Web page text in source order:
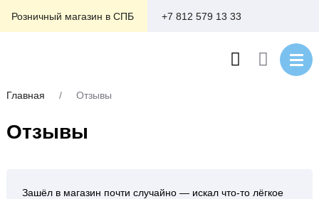
Розничный магазин в СПБ +7 812 579 13 33
Главная / Отзывы
Отзывы
Зашёл в магазин почти случайно — искал что‑то лёгкое